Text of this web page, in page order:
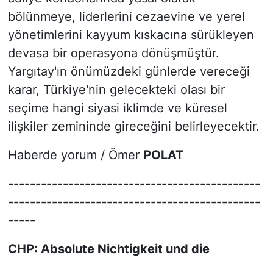
bölünmeye, liderlerini cezaevine ve yerel
yönetimlerini kayyum kıskacına sürükleyen
devasa bir operasyona dönüşmüştür.
Yargıtay'ın önümüzdeki günlerde vereceği
karar, Türkiye'nin gelecekteki olası bir
seçime hangi siyasi iklimde ve küresel
ilişkiler zemininde gireceğini belirleyecektir.
Haberde yorum / Ömer POLAT
----------------------------------------------
----------------------------------------------
-----
CHP: Absolute Nichtigkeit und die